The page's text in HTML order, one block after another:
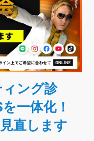
ィング診
一体化！
直します